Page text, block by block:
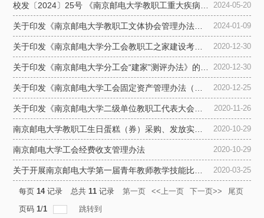
2024-05-20
2024-01-09
2020-12-30
2020-12-30
2020-12-25
2020-11-26
2020-10-29
南京邮电大学工会经费收支管理办法 2020-10-29
2020-03-25
每页 14记录 总共 11 记录 第一页 <<上一页 下一页>>
尾页
页码 1/1 跳转到